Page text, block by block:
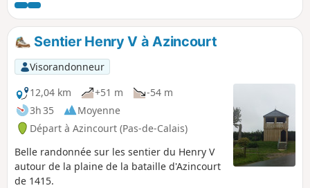
Sentier Henry V à Azincourt
Visorandonneur
12,04 km
+51 m
-54 m
3h 35
Moyenne
Départ à Azincourt (Pas-de-Calais)
Belle randonnée sur les sentier du Henry V
autour de la plaine de la bataille d'Azincourt
de 1415.